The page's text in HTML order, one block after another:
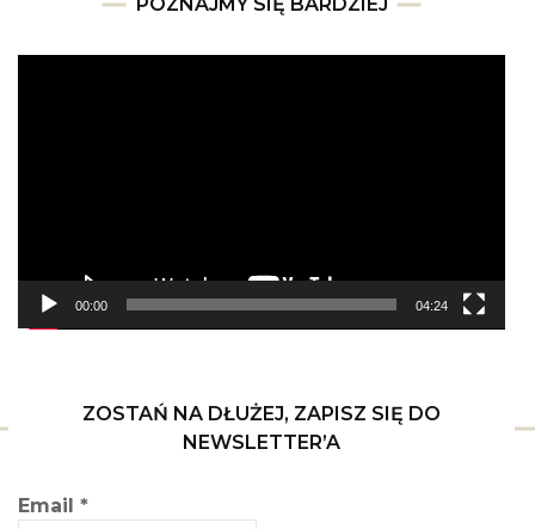
00:00 04:24
ZOSTAŃ NA DŁUŻEJ, ZAPISZ SIĘ DO
NEWSLETTER’A
Email *